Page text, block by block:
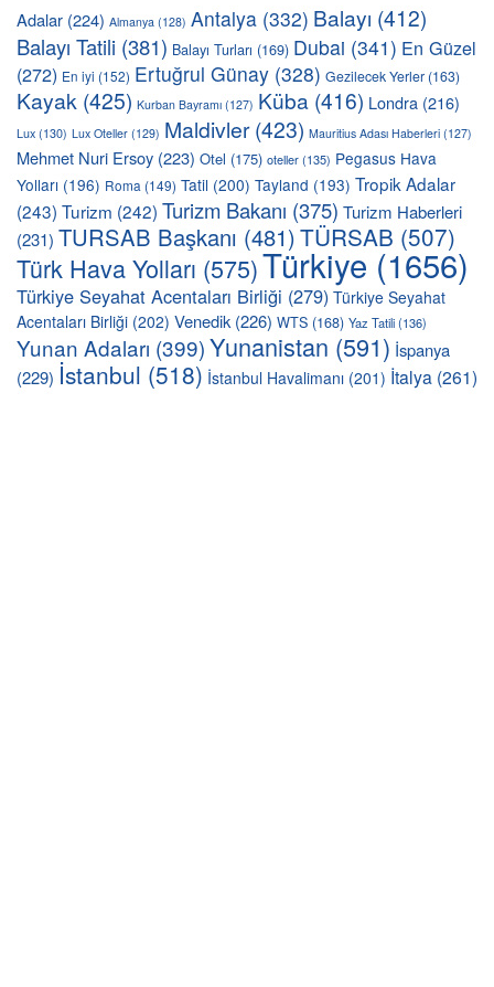
Adalar (224) Almanya (128) Antalya (332) Balayı (412)
Balayı Tatili (381) Balayı Turları (169) Dubai (341) En Güzel
(272) En iyi (152) Ertuğrul Günay (328) Gezilecek Yerler (163)
Kayak (425) Kurban Bayramı (127) Küba (416) Londra (216)
Lux (130) Lux Oteller (129) Maldivler(423) Mauritius Adası Haberleri (127)
Mehmet Nuri Ersoy (223) Otel (175) oteller(135) Pegasus Hava
Yolları (196) Roma (149) Tatil (200) Tayland (193) Tropik Adalar
(243) Turizm (242) Turizm Bakanı (375) Turizm Haberleri
(231) TURSAB Başkanı (481)TÜRSAB (507)
Türk Hava Yolları (575)Türkiye (1656)
Türkiye Seyahat Acentaları Birliği (279) Türkiye Seyahat
Acentaları Birliği (202) Venedik(226) WTS (168) Yaz Tatili(136)
Yunan Adaları (399)Yunanistan (591) İspanya
(229) İstanbul (518) İstanbul Havalimanı (201) İtalya (261)